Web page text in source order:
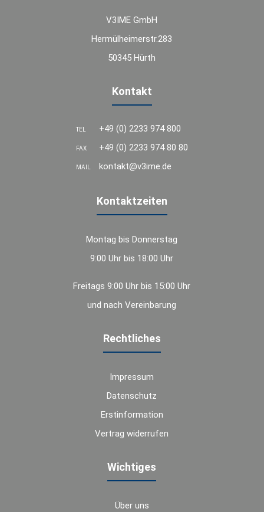
V3IME GmbH
Hermülheimerstr.283
50345 Hürth
Kontakt
TEL +49 (0) 2233 974 800
FAX +49 (0) 2233 974 80 80
MAIL kontakt@v3ime.de
Kontaktzeiten
Montag bis Donnerstag
9:00 Uhr bis 18:00 Uhr
Freitags 9:00 Uhr bis 15:00 Uhr
und nach Vereinbarung
Rechtliches
Impressum
Datenschutz
Erstinformation
Vertrag widerrufen
Wichtiges
Über uns